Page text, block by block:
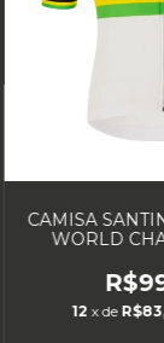
CAMISA
WORLD
12 x de